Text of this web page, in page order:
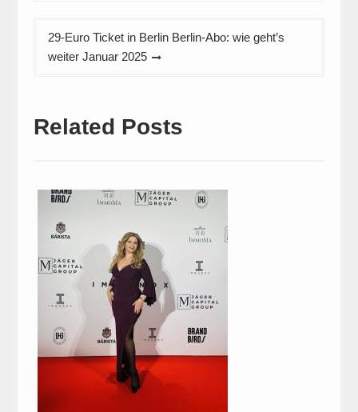
29-Euro Ticket in Berlin Berlin-Abo: wie geht’s
weiter Januar 2025
Related Posts